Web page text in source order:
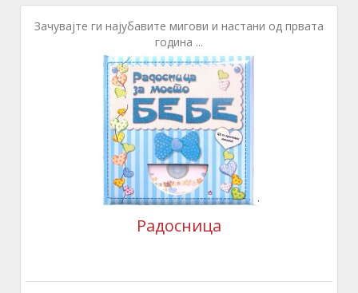
Зачувајте ги најубавите мигови и настани од првата
година ...
Радосница